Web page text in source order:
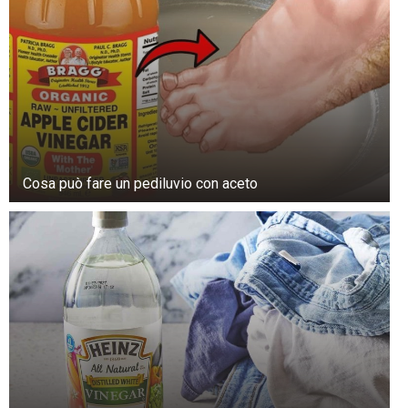
disperdersi e si è gradualmente allontanato.
Cosa può fare un pediluvio con aceto